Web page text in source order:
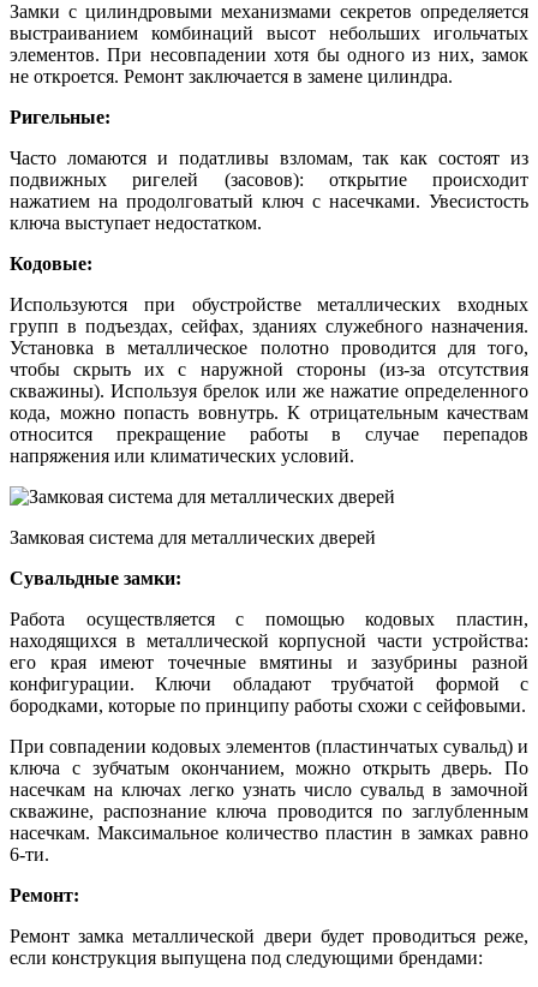
Замки с цилиндровыми механизмами секретов определяется
выстраиванием комбинаций высот небольших игольчатых
элементов. При несовпадении хотя бы одного из них, замок
не откроется. Ремонт заключается в замене цилиндра.
Ригельные:
Часто ломаются и податливы взломам, так как состоят из
подвижных ригелей (засовов): открытие происходит
нажатием на продолговатый ключ с насечками. Увесистость
ключа выступает недостатком.
Кодовые:
Используются при обустройстве металлических входных
групп в подъездах, сейфах, зданиях служебного назначения.
Установка в металлическое полотно проводится для того,
чтобы скрыть их с наружной стороны (из-за отсутствия
скважины). Используя брелок или же нажатие определенного
кода, можно попасть вовнутрь. К отрицательным качествам
относится прекращение работы в случае перепадов
напряжения или климатических условий.
Замковая система для металлических дверей
Сувальдные замки:
Работа осуществляется с помощью кодовых пластин,
находящихся в металлической корпусной части устройства:
его края имеют точечные вмятины и зазубрины разной
конфигурации. Ключи обладают трубчатой формой с
бородками, которые по принципу работы схожи с сейфовыми.
При совпадении кодовых элементов (пластинчатых сувальд) и
ключа с зубчатым окончанием, можно открыть дверь. По
насечкам на ключах легко узнать число сувальд в замочной
скважине, распознание ключа проводится по заглубленным
насечкам. Максимальное количество пластин в замках равно
6-ти.
Ремонт:
Ремонт замка металлической двери будет проводиться реже,
если конструкция выпущена под следующими брендами: